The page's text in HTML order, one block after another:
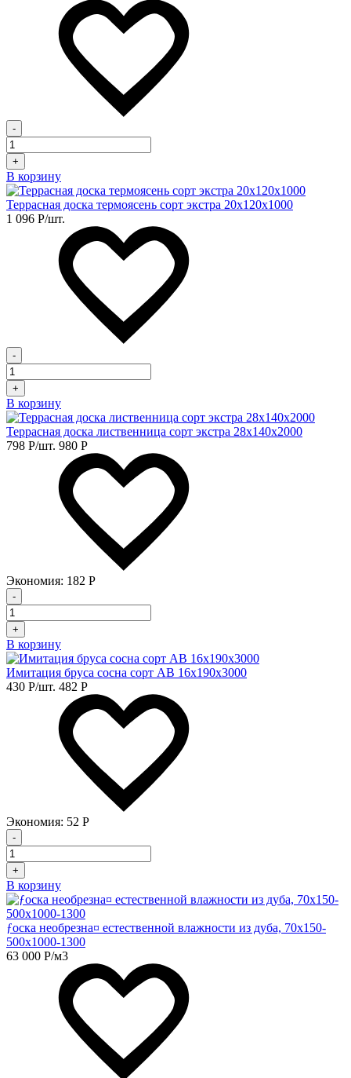
-
+
В корзину
Террасная доска термоясень сорт экстра 20х120х1000
1 096 Р/шт.
-
+
В корзину
Террасная доска лиственница сорт экстра 28х140х2000
798 Р/шт. 980 Р
Экономия: 182 Р
-
+
В корзину
Имитация бруса сосна сорт АВ 16х190х3000
430 Р/шт. 482 Р
Экономия: 52 Р
-
+
В корзину
ƒоска необрезна¤ естественной влажности из дуба, 70х150-
500х1000-1300
63 000 Р/м3